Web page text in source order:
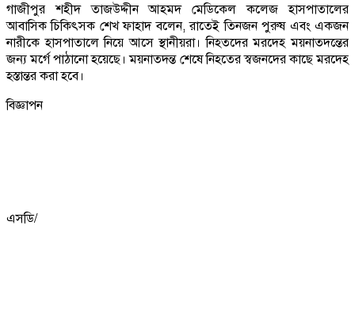
গাজীপুর শহীদ তাজউদ্দীন আহমদ মেডিকেল কলেজ হাসপাতালের
আবাসিক চিকিৎসক শেখ ফাহাদ বলেন, রাতেই তিনজন পুরুষ এবং একজন
নারীকে হাসপাতালে নিয়ে আসে স্থানীয়রা। নিহতদের মরদেহ ময়নাতদন্তের
জন্য মর্গে পাঠানো হয়েছে। ময়নাতদন্ত শেষে নিহতের স্বজনদের কাছে মরদেহ
হস্তান্তর করা হবে।
বিজ্ঞাপন
এসডি/